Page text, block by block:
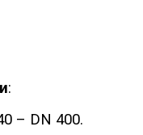
:
– DN 400.